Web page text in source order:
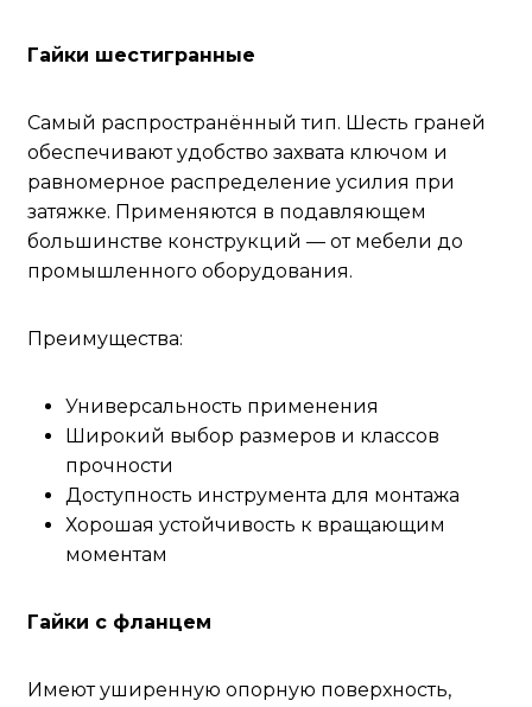
Гайки шестигранные
Самый распространённый тип. Шесть граней
обеспечивают удобство захвата ключом и
равномерное распределение усилия при
затяжке. Применяются в подавляющем
большинстве конструкций — от мебели до
промышленного оборудования.
Преимущества:
Универсальность применения
Широкий выбор размеров и классов
прочности
Доступность инструмента для монтажа
Хорошая устойчивость к вращающим
моментам
Гайки с фланцем
Имеют уширенную опорную поверхность,